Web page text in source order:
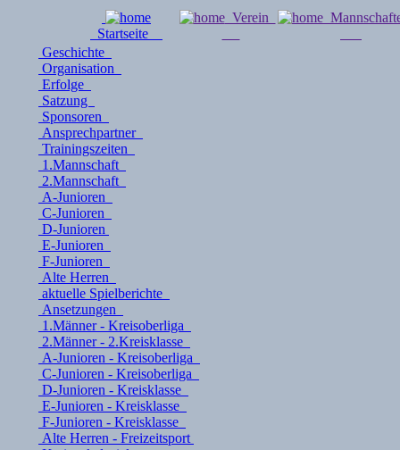
Startseite
Verein
Geschichte
Organisation
Erfolge
Satzung
Sponsoren
Ansprechpartner
Trainingszeiten
1.Mannschaft
2.Mannschaft
A-Junioren
C-Junioren
D-Junioren
E-Junioren
F-Junioren
Alte Herren
aktuelle Spielberichte
Ansetzungen
1.Männer - Kreisoberliga
2.Männer - 2.Kreisklasse
A-Junioren - Kreisoberliga
C-Junioren - Kreisoberliga
D-Junioren - Kreisklasse
E-Junioren - Kreisklasse
F-Junioren - Kreisklasse
Alte Herren - Freizeitsport